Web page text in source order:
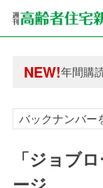
NEW!
年間購
年間購
バックナンバー
「ジョブ